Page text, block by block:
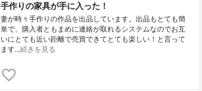
手作りの家具が手に入った！
妻が時々手作りの作品を出品しています。出品もとても簡
単で、購入者ともまめに連絡が取れるシステムなのでお互
いにとても近い距離で売買できてとても楽しい！と言って
ます…続きを見る